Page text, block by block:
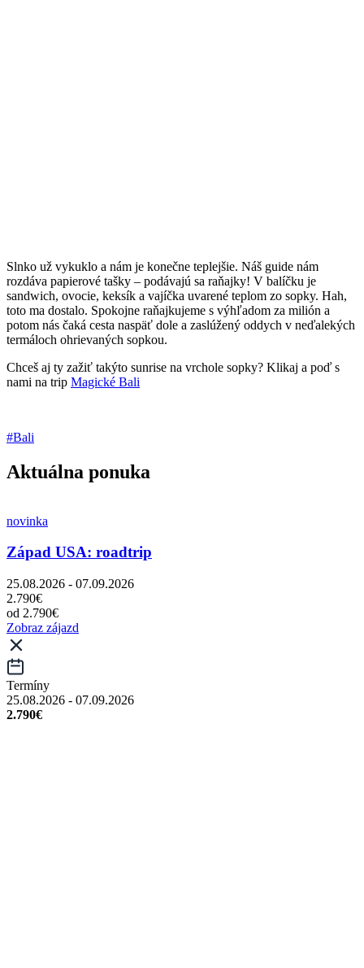
Slnko už vykuklo a nám je konečne teplejšie. Náš guide nám
rozdáva papierové tašky – podávajú sa raňajky! V balíčku je
sandwich, ovocie, keksík a vajíčka uvarené teplom zo sopky. Hah,
toto ma dostalo. Spokojne raňajkujeme s výhľadom za milión a
potom nás čaká cesta naspäť dole a zaslúžený oddych v neďalekých
termáloch ohrievaných sopkou.
Chceš aj ty zažiť takýto sunrise na vrchole sopky? Klikaj a poď s
nami na trip Magické Bali
#Bali
Aktuálna ponuka
novinka
Západ USA: roadtrip
25.08.2026 - 07.09.2026
2.790€
od 2.790€
Zobraz zájazd
Termíny
25.08.2026 - 07.09.2026
2.790€